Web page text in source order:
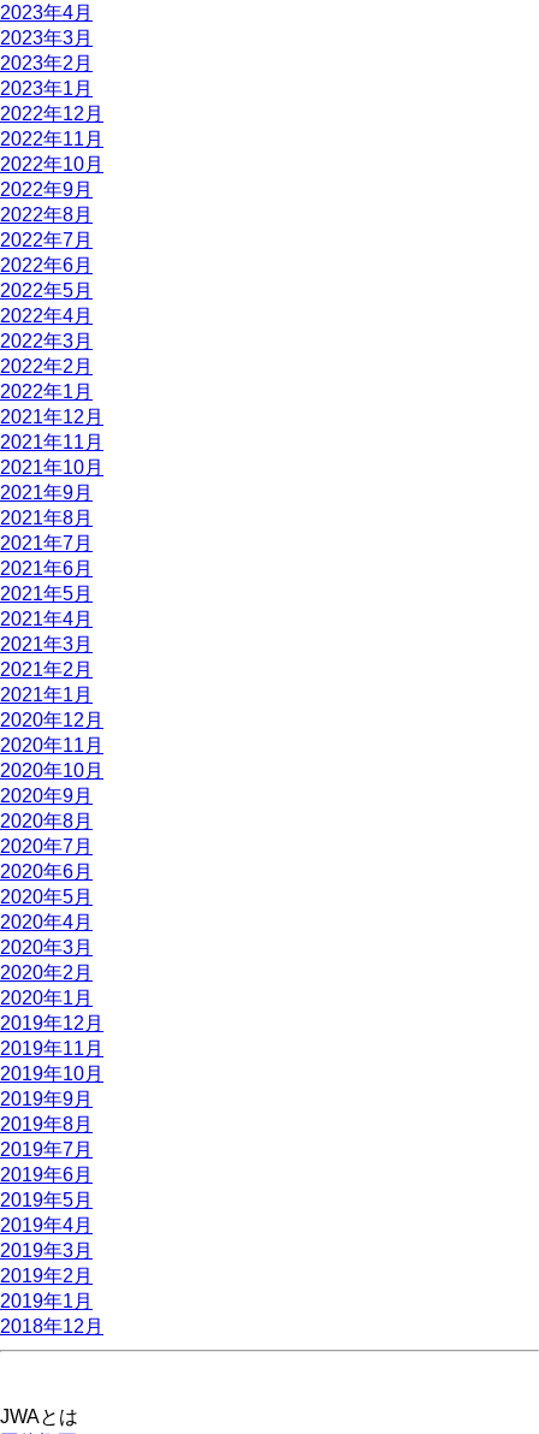
2023年4月
2023年3月
2023年2月
2023年1月
2022年12月
2022年11月
2022年10月
2022年9月
2022年8月
2022年7月
2022年6月
2022年5月
2022年4月
2022年3月
2022年2月
2022年1月
2021年12月
2021年11月
2021年10月
2021年9月
2021年8月
2021年7月
2021年6月
2021年5月
2021年4月
2021年3月
2021年2月
2021年1月
2020年12月
2020年11月
2020年10月
2020年9月
2020年8月
2020年7月
2020年6月
2020年5月
2020年4月
2020年3月
2020年2月
2020年1月
2019年12月
2019年11月
2019年10月
2019年9月
2019年8月
2019年7月
2019年6月
2019年5月
2019年4月
2019年3月
2019年2月
2019年1月
2018年12月
JWAとは